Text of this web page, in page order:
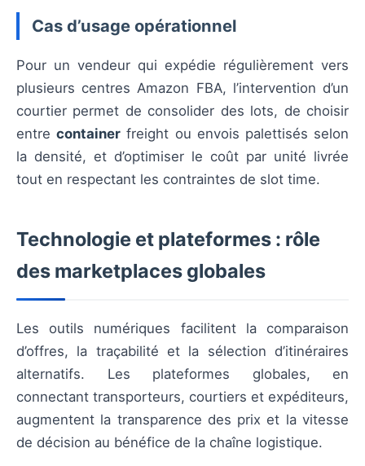
Cas d’usage opérationnel
Pour un vendeur qui expédie régulièrement vers
plusieurs centres Amazon FBA, l’intervention d’un
courtier permet de consolider des lots, de choisir
entrecontainer freight ou envois palettisés selon
la densité, et d’optimiser le coût par unité livrée
tout en respectant les contraintes de slot time.
Technologie et plateformes : rôle
des marketplaces globales
Les outils numériques facilitent la comparaison
d’offres, la traçabilité et la sélection d’itinéraires
alternatifs. Les plateformes globales, en
connectant transporteurs, courtiers et expéditeurs,
augmentent la transparence des prix et la vitesse
de décision au bénéfice de la chaîne logistique.